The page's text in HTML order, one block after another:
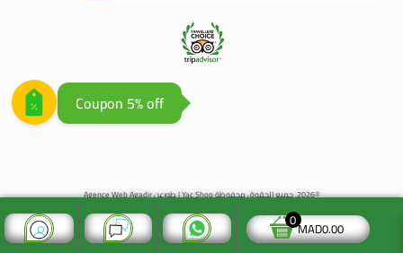
©2026. جميع الحقوق محفوظة Yac Shop | طورعن Agence Web Agadir
MAD0.00
0
Coupon 5% off